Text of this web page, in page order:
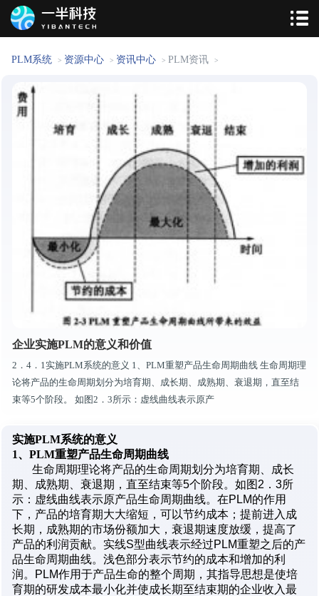
PLM系统 > 资源中心 > 资讯中心 > PLM资讯 >
企业实施PLM的意义和价值
2．4．1实施PLM系统的意义 1、PLM重塑产品生命周期曲线 生命周期理
论将产品的生命周期划分为培育期、成长期、成熟期、衰退期，直至结
束等5个阶段。 如图2．3所示：虚线曲线表示原产
实施PLM系统的意义
1、PLM重塑产品生命周期曲线
生命周期理论将产品的生命周期划分为培育期、成长
期、成熟期、衰退期，直至结束等5个阶段。如图2．3所
示：虚线曲线表示原产品生命周期曲线。在PLM的作用
下，产品的培育期大大缩短，可以节约成本；提前进入成
长期，成熟期的市场份额加大，衰退期速度放缓，提高了
产品的利润贡献。实线S型曲线表示经过PLM重塑之后的产
品生命周期曲线。浅色部分表示节约的成本和增加的利
润。PLM作用于产品生命的整个周期，其指导思想是使培
育期的研发成本最小化并使成长期至结束期的企业收入最